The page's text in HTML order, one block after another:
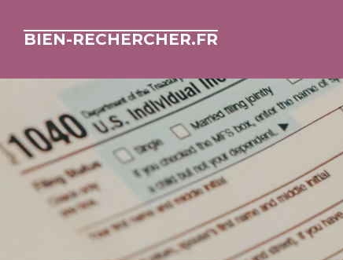
BIEN-RECHERCHER.FR